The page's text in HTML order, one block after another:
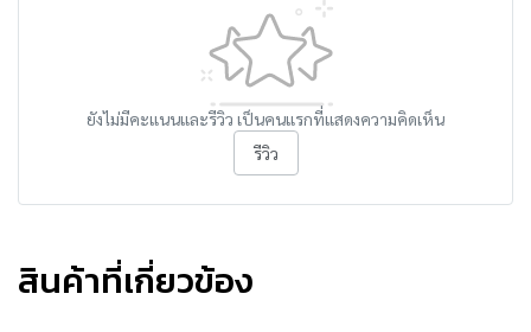
ยังไม่มีคะแนนและรีวิว เป็นคนแรกที่แสดงความคิดเห็น
รีวิว
สินค้าที่เกี่ยวข้อง